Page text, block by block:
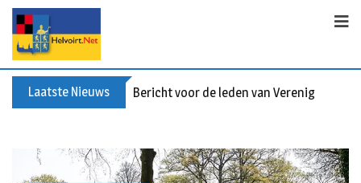
Laatste Nieuws Bericht voor de leden van Vereniging 55+